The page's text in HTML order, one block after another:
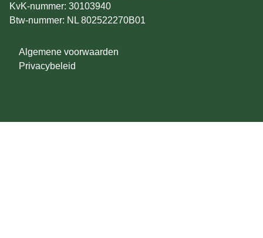
KvK-nummer: 30103940
Btw-nummer: NL 802522270B01
Algemene voorwaarden
Privacybeleid